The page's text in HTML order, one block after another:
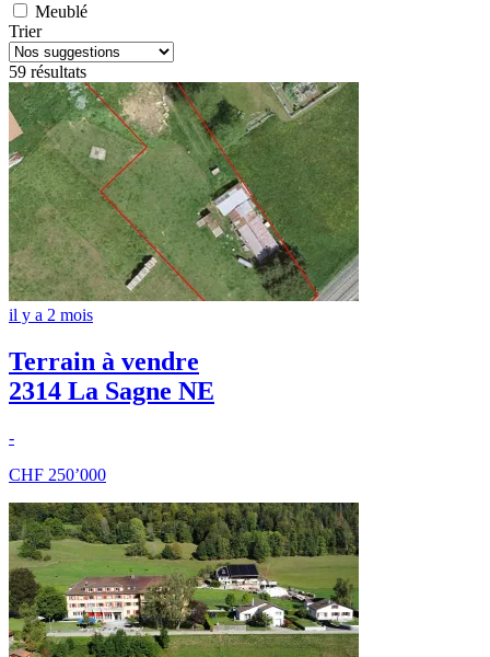
Meublé
Trier
59 résultats
il y a 2 mois
Terrain à vendre
2314 La Sagne NE
-
CHF 250’000